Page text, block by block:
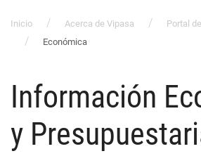
Inicio Acerca de Vipasa
Portal
Económica
Información
y